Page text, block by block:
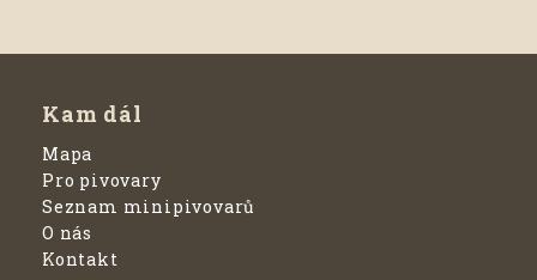
Kam dál
Mapa
Pro pivovary
Seznam minipivovarů
O nás
Kontakt